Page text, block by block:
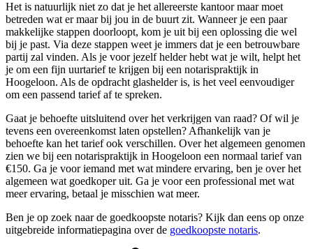
Het is natuurlijk niet zo dat je het allereerste kantoor maar moet
betreden wat er maar bij jou in de buurt zit. Wanneer je een paar
makkelijke stappen doorloopt, kom je uit bij een oplossing die wel
bij je past. Via deze stappen weet je immers dat je een betrouwbare
partij zal vinden. Als je voor jezelf helder hebt wat je wilt, helpt het
je om een fijn uurtarief te krijgen bij een notarispraktijk in
Hoogeloon. Als de opdracht glashelder is, is het veel eenvoudiger
om een passend tarief af te spreken.
Gaat je behoefte uitsluitend over het verkrijgen van raad? Of wil je
tevens een overeenkomst laten opstellen? Afhankelijk van je
behoefte kan het tarief ook verschillen. Over het algemeen genomen
zien we bij een notarispraktijk in Hoogeloon een normaal tarief van
€150. Ga je voor iemand met wat mindere ervaring, ben je over het
algemeen wat goedkoper uit. Ga je voor een professional met wat
meer ervaring, betaal je misschien wat meer.
Ben je op zoek naar de goedkoopste notaris? Kijk dan eens op onze
uitgebreide informatiepagina over de goedkoopste notaris.